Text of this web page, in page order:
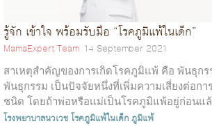
รู้จัก เข้าใจ พร้อมรับมือ “โรคภูมิแพ้ในเด็ก”
MamaExpert Team 14 September 2021
สาเหตุสำคัญของการเกิดโรคภูมิแพ้ คือ พันธุก
พันธุกรรม เป็นปัจจัยหนึ่งที่เพิ่มความเสี่ยงต่อก
ชนิด โดยถ้าพ่อหรือแม่เป็นโรคภูมิแพ้อยู่ก่อนแล้
โรงพยาบาลนวเวชโรคภูมิแพ้ในเด็กภูมิแพ้